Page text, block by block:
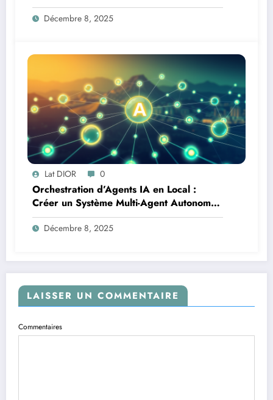
Logistique et Infrastructures en Afrique
Décembre 8, 2025
Lat DIOR 0
Orchestration d’Agents IA en Local :
Créer un Système Multi-Agent Autonome
avec TinyLlama
Décembre 8, 2025
LAISSER UN COMMENTAIRE
Commentaires